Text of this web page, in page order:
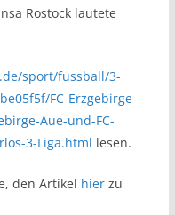
Rostock lautete
sport/fussball/3-
FC-Erzgebirge-
Aue-und-FC-
3-Liga.html lesen.
den Artikel hierzu